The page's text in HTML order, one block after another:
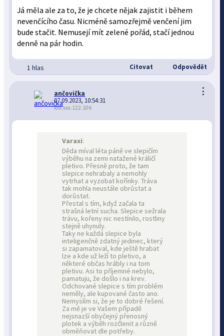
Já měla ale za to, že je chcete nějak zajistit i během
nevenčícího času. Nicméně samozřejmě venčení jim
bude stačit. Nemusejí mít zelené pořád, stačí jednou
denně na pár hodin.
1 hlas Citovat Odpovědět
⋮
ančovička
07.09.2023, 10:54:31
xxx.xxx.122.106
Varaxi:
Děda míval léta páně ve slepičím
výběhu na zemi natažené králičí
pletivo. Přesně proto, že tam
slepice nehrabaly a nemohly
vytrhat a vyzobat kořínky. Tráva
tak mohla neustále obrůstat a
dorůstat.
Přestal s tím, když začala ta
strašná letní sucha. Slepice sežrala
trávu, kořeny nic nestínilo, rostliny
stejně uhynuly.
Taky ne každá slepice byla
inteligenčně zdatný jedinec, který
si zapamatoval, kde ještě hrabat
lze a kde už leží to pletivo, a
některé občas hrábly i na tom
pletivu. Asi to příjemné nebylo,
pamatuju, že došlo i na krev.
Odchované slepice s tím problém
neměly, ale kupované často ano.
Nemyslím si, že je to dobré řešení.
Za mě je ve Vašem případě
nejsnazší obyčejný přenosný
plotek a výběh rozčlenit a různě
obměňovat dle potřeby.